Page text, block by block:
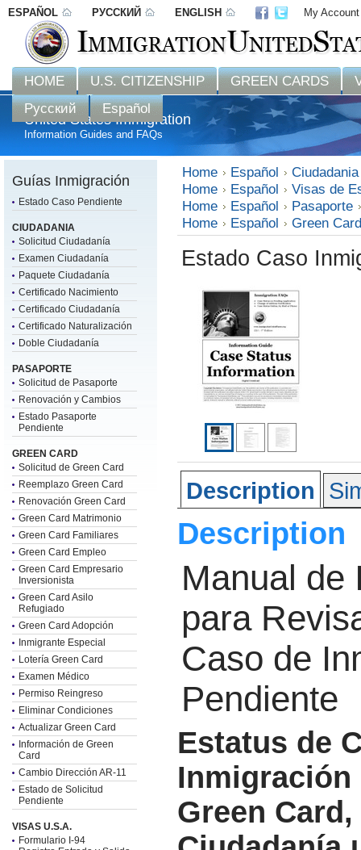
ESPAÑOL РУССКИЙ ENGLISH
My Account
HOME U.S. CITIZENSHIP GREEN CARDS
Русский
Español
United States Immigration
Information Guides and FAQs
Guías Inmigración
Estado Caso Pendiente
CIUDADANIA
Solicitud Ciudadanía
Examen Ciudadanía
Paquete Ciudadanía
Certificado Nacimiento
Certificado Ciudadanía
Certificado Naturalización
Doble Ciudadanía
PASAPORTE
Solicitud de Pasaporte
Renovación y Cambios
Estado Pasaporte
Pendiente
GREEN CARD
Solicitud de Green Card
Reemplazo Green Card
Renovación Green Card
Green Card Matrimonio
Green Card Familiares
Green Card Empleo
Green Card Empresario
Inversionista
Green Card Asilo
Refugiado
Green Card Adopción
Inmigrante Especial
Lotería Green Card
Examen Médico
Permiso Reingreso
Eliminar Condiciones
Actualizar Green Card
Información de Green
Card
Cambio Dirección AR-11
Estado de Solicitud
Pendiente
VISAS U.S.A.
Formulario I-94
Home Español
Ciudadania
Home
Español
Visas de
Home
Español
Pasaporte
Home
Español Green Card
Estado Caso
Description
Description
Manual de
para
Caso de
Pendiente
Estatus de
Inmigración
Green